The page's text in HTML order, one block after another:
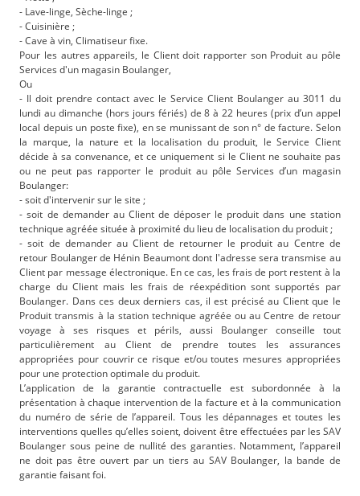
- Lave-linge, Sèche-linge ;
- Cuisinière ;
- Cave à vin, Climatiseur fixe.
Pour les autres appareils, le Client doit rapporter son Produit au pôle
Services d'un magasin Boulanger,
Ou
- Il doit prendre contact avec le Service Client Boulanger au 3011 du
lundi au dimanche (hors jours fériés) de 8 à 22 heures (prix d’un appel
local depuis un poste fixe), en se munissant de son n° de facture. Selon
la marque, la nature et la localisation du produit, le Service Client
décide à sa convenance, et ce uniquement si le Client ne souhaite pas
ou ne peut pas rapporter le produit au pôle Services d’un magasin
Boulanger:
- soit d'intervenir sur le site ;
- soit de demander au Client de déposer le produit dans une station
technique agréée située à proximité du lieu de localisation du produit ;
- soit de demander au Client de retourner le produit au Centre de
retour Boulanger de Hénin Beaumont dont l'adresse sera transmise au
Client par message électronique. En ce cas, les frais de port restent à la
charge du Client mais les frais de réexpédition sont supportés par
Boulanger. Dans ces deux derniers cas, il est précisé au Client que le
Produit transmis à la station technique agréée ou au Centre de retour
voyage à ses risques et périls, aussi Boulanger conseille tout
particulièrement au Client de prendre toutes les assurances
appropriées pour couvrir ce risque et/ou toutes mesures appropriées
pour une protection optimale du produit.
L’application de la garantie contractuelle est subordonnée à la
présentation à chaque intervention de la facture et à la communication
du numéro de série de l’appareil. Tous les dépannages et toutes les
interventions quelles qu’elles soient, doivent être effectuées par les SAV
Boulanger sous peine de nullité des garanties. Notamment, l’appareil
ne doit pas être ouvert par un tiers au SAV Boulanger, la bande de
garantie faisant foi.